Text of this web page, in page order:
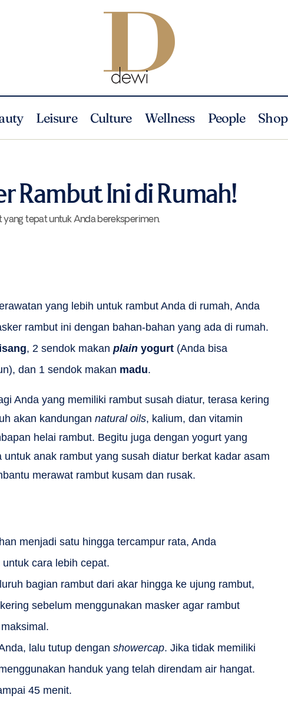
Leisure Culture Wellness People Shop
Rambut Ini di Rumah!
tepat untuk Anda bereksperimen.
yang lebih untuk rambut Anda di rumah, Anda
rambut ini dengan bahan-bahan yang ada di rumah.
, 2 sendok makan plain yogurt (Anda bisa
dan 1 sendok makan madu.
Anda yang memiliki rambut susah diatur, terasa kering
akan kandungan natural oils, kalium, dan vitamin
helai rambut. Begitu juga dengan yogurt yang
anak rambut yang susah diatur berkat kadar asam
merawat rambut kusam dan rusak.
menjadi satu hingga tercampur rata, Anda
cara lebih cepat.
bagian rambut dari akar hingga ke ujung rambut,
sebelum menggunakan masker agar rambut
lalu tutup dengan showercap. Jika tidak memiliki
handuk yang telah direndam air hangat.
45 menit.